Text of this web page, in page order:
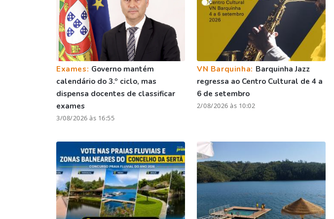
Exames: Governo mantém
calendário do 3.º ciclo, mas
dispensa docentes de classificar
exames
3/08/2026 às 16:55
VN Barquinha: Barquinha Jazz
regressa ao Centro Cultural de 4 a
6 de setembro
2/08/2026 às 10:02